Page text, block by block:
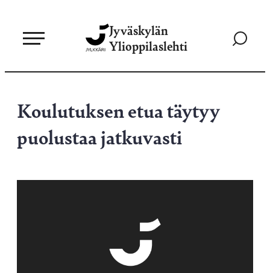
sisältöön
Jyväskylän
Ylioppilaslehti
Siirry
Koulutuksen etua täytyy
puolustaa jatkuvasti